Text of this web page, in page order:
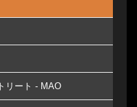
リート - MAO